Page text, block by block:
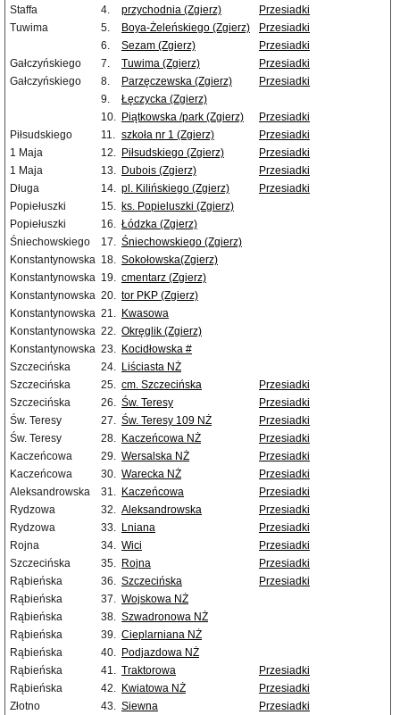
Staffa
4. przychodnia (Zgierz)
Przesiadki
Tuwima
5. Boya-Żeleńskiego (Zgierz)
Przesiadki
6.
Sezam (Zgierz)
Przesiadki
Gałczyńskiego
7. Tuwima (Zgierz)
Przesiadki
Gałczyńskiego
8. Parzęczewska (Zgierz)
Przesiadki
9.
Łęczycka (Zgierz)
10. Piątkowska /park (Zgierz)
Przesiadki
Piłsudskiego
11. szkoła nr 1 (Zgierz)
Przesiadki
1 Maja
12. Piłsudskiego (Zgierz)
Przesiadki
1 Maja
13. Dubois (Zgierz)
Przesiadki
Długa
14. pl. Kilińskiego (Zgierz)
Przesiadki
Popiełuszki
15. ks. Popieluszki (Zgierz)
Popiełuszki
16. Łódzka (Zgierz)
Śniechowskiego
17. Śniechowskiego (Zgierz)
Konstantynowska 18. Sokołowska(Zgierz)
Konstantynowska 19. cmentarz (Zgierz)
Konstantynowska 20. tor PKP (Zgierz)
Konstantynowska 21. Kwasowa
Konstantynowska 22. Okręglik (Zgierz)
Konstantynowska 23. Kocidłowska #
Szczecińska
24. Liściasta NŻ
Szczecińska
25. cm. Szczecińska
Przesiadki
Szczecińska
26. Św. Teresy
Przesiadki
Św. Teresy
27. Św. Teresy 109 NŻ
Przesiadki
Św. Teresy
28. Kaczeńcowa NŻ
Przesiadki
Kaczeńcowa
29. Wersalska NŻ
Przesiadki
Kaczeńcowa
30. Warecka NŻ
Przesiadki
Aleksandrowska
31. Kaczeńcowa
Przesiadki
Rydzowa
32. Aleksandrowska
Przesiadki
Rydzowa
33. Lniana
Przesiadki
Rojna
34. Wici
Przesiadki
Szczecińska
35. Rojna
Przesiadki
Rąbieńska
36. Szczecińska
Przesiadki
Rąbieńska
37. Wojskowa NŻ
Rąbieńska
38. Szwadronowa NŻ
Rąbieńska
39. Cieplarniana NŻ
Rąbieńska
40. Podjazdowa NŻ
Rąbieńska
41. Traktorowa
Przesiadki
Rąbieńska
42. Kwiatowa NŻ
Przesiadki
Złotno
43. Siewna Przesiadki